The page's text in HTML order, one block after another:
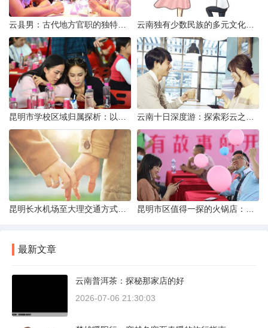
最新文章
云南普洱茶：探秘那家店的好
2026-07-06 21:30:03